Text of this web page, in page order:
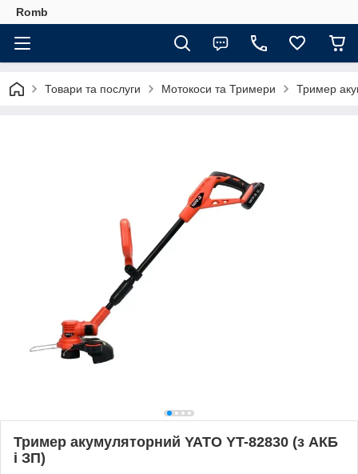
Romb
Товари та послуги Мотокоси та Тримери Тример
Тример акумуляторний YATO YT-82830 (з АКБ
і ЗП)